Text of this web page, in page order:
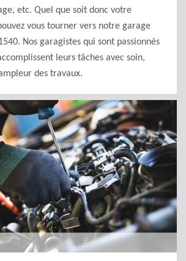
etc. Quel que soit donc votre
vous tourner vers notre garage
Nos garagistes qui sont passionnés
leurs tâches avec soin,
des travaux.